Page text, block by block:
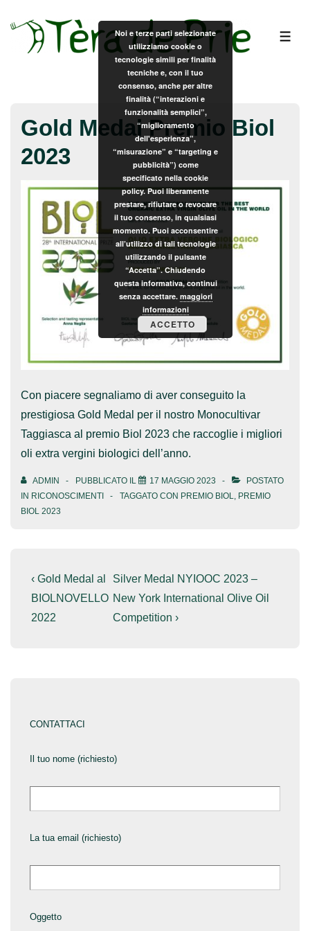
Vai
Gold Medal Premio Biol
2023
Con piacere segnaliamo di aver conseguito la
prestigiosa Gold Medal per il nostro Monocultivar
Taggiasca al premio Biol 2023 che raccoglie i migliori
oli extra vergini biologici dell’anno.
ADMIN PUBBLICATO IL 17 MAGGIO 2023
POSTATO
IN RICONOSCIMENTI TAGGATO CON PREMIO BIOL
PREMIO
BIOL 2023
Navigazione
articoli
L'articolo
precedente
è
‹ Gold Medal al
BIOLNOVELLO
2022
Il
prossimo
articolo
Silver Medal NYIOOC 2023 –
New York International Olive Oil
Competition ›
CONTATTACI
Il tuo nome (richiesto)
La tua email (richiesto)
Oggetto
Noi e terze parti selezionate
utilizziamo cookie o
tecnologie simili per finalità
tecniche e, con il tuo
consenso, anche per altre
finalità (“interazioni e
funzionalità semplici”,
“miglioramento
dell'esperienza”,
“misurazione” e “targeting e
pubblicità”) come
specificato nella cookie
policy. Puoi liberamente
prestare, rifiutare o revocare
il tuo consenso, in qualsiasi
momento. Puoi acconsentire
all’utilizzo di tali tecnologie
utilizzando il pulsante
“Accetta”. Chiudendo
questa informativa, continui
senza accettare. maggiori
informazioni
ACCETTO